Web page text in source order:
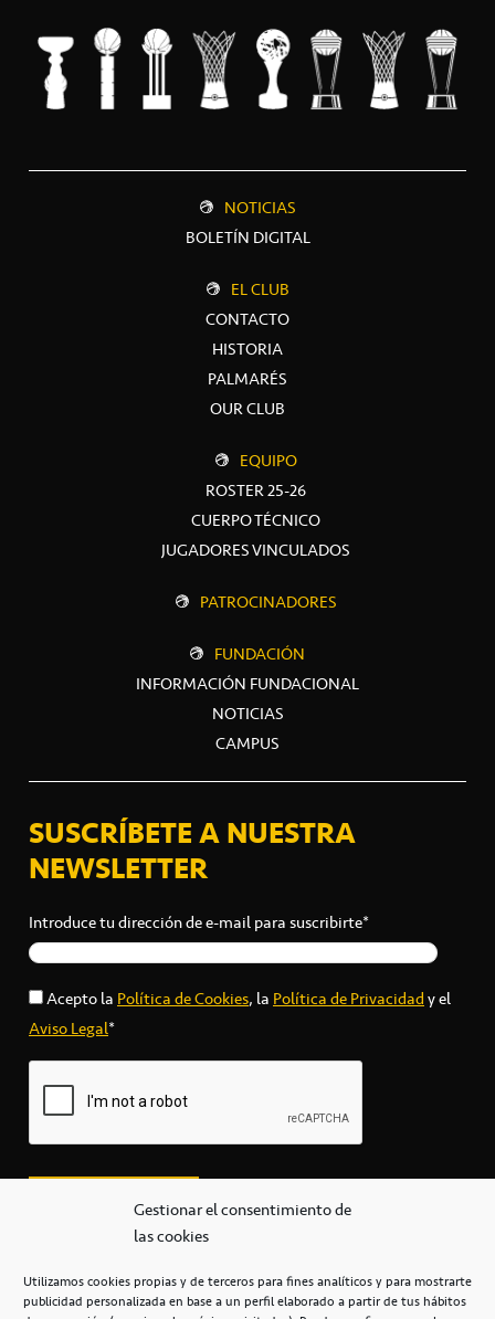
Gestionar el consentimiento de
las cookies
Utilizamos cookies propias y de terceros para fines analíticos y para mostrarte
publicidad personalizada en base a un perfil elaborado a partir de tus hábitos
NOTICIAS
BOLETÍN DIGITAL
EL CLUB
CONTACTO
HISTORIA
PALMARÉS
OUR CLUB
EQUIPO
ROSTER 25-26
CUERPO TÉCNICO
JUGADORES VINCULADOS
PATROCINADORES
FUNDACIÓN
INFORMACIÓN FUNDACIONAL
NOTICIAS
CAMPUS
SUSCRÍBETE A NUESTRA
NEWSLETTER
Introduce tu dirección de e-mail para suscribirte*
Acepto laPolítica de Cookies, laPolítica de Privacidady el
Aviso Legal*
secretaria@cbcanarias.es